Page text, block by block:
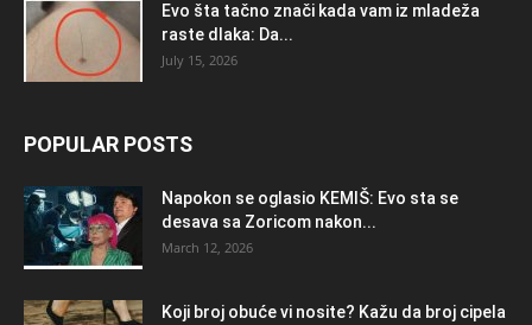
Evo šta tačno znači kada vam iz mladeža
raste dlaka: Da...
July 15, 2026
POPULAR POSTS
Napokon se oglasio KEMlŠ: Evo sta se
desava sa Zoricom nakon...
March 12, 2026
Koji broj obuće vi nosite? Kažu da broj cipela